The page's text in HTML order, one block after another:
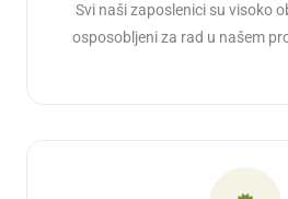
Svi naši zaposlenici su visoko
osposobljeni za rad u našem